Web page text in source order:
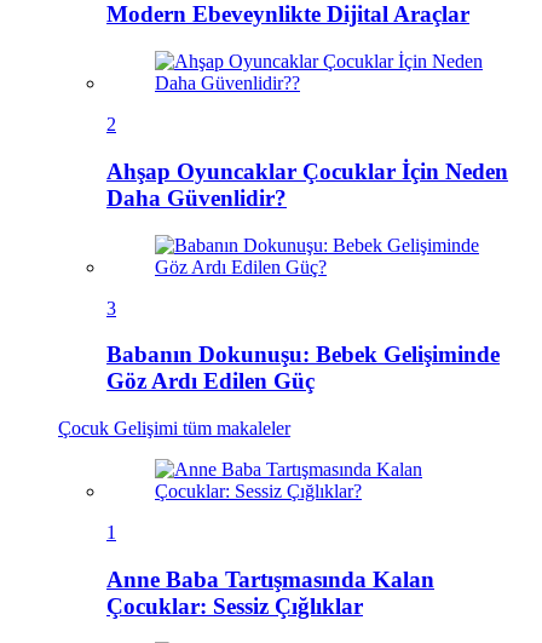
Modern Ebeveynlikte Dijital Araçlar
2
Ahşap Oyuncaklar Çocuklar İçin Neden
Daha Güvenlidir?
3
Babanın Dokunuşu: Bebek Gelişiminde
Göz Ardı Edilen Güç
Çocuk Gelişimi tüm makaleler
1
Anne Baba Tartışmasında Kalan
Çocuklar: Sessiz Çığlıklar